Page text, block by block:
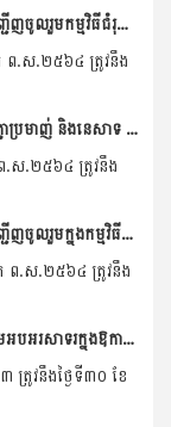
លោកប្រធាននាយកដ្ឋានកិច្ចការរដ្ឋបាល និងសហការី បានអញ្ជើញចូលរួមកម្មវិធីជំរុញវារីវប្បកម្មចែកកូនត្រី និងកូនកង្កែបជូនកសិករ នៅភូមិជីធាង ឃុំសេដា ស្រុកតំបែរ ខេត្តត្�...
ក ព.ស.២៥៦៤ ត្រូវនឹង
លោកប្រធាននាយកដ្ឋានកិច្ចការរដ្ឋបាល នៃក្រសួងកសិកម្ម រុក្ខាប្រមាញ់ និងនេសាទ និងសហការី បានអញ្ជើញចូលរួមទស្សនកិច្ចនៅកសិដ្ឋានចិញ្ចឹមគោយកទឹកដោះ គិរីសួគ៌ របស់ក្រុមហ៊ុន...
ព.ស.២៥៦៤ ត្រូវនឹង
លោកប្រធាននាយកដ្ឋានកិច្ចការរដ្ឋបាល និងសហការី បានអញ្ជើញចូលរួមក្នុងកម្មវិធីជំរុញវារីវប្បកម្ម ចែកកូនត្រី និងកូនកង្កែបជូនកសិករនៅខេត្តប៉ៃលិន
ព.ស.២៥៦៤ ត្រូវនឹង
លោកប្រធាននាយកដ្ឋានចូលជួបសម្តែងការគួរសម និងចូលរួមអបអរសាទរក្នុងឱកាសឆ្នាំថ្មីឆ្នាំសកល២០២០
ត្រូវនឹងថ្ងៃទី៣០ ខែ